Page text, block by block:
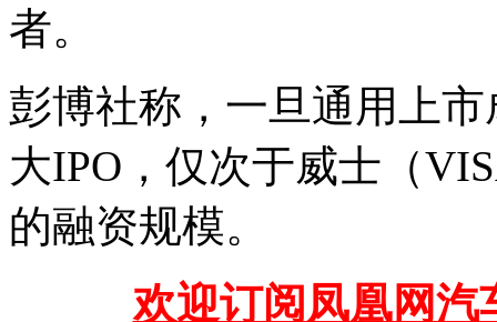
者。
彭博社称，一旦通用上
大IPO，仅次于威士（
的融资规模。
欢迎订阅凤凰网汽